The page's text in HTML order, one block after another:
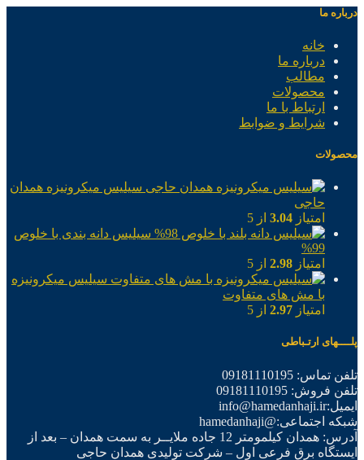
درباره ما
خانه
درباره ما
مطالب
محصولات
ارتباط با ما
شرایط و ضوابط
محصولات
سیلیس میکرونیزه همدان
حاجی
امتیاز 3.04 از 5
سیلیس دانه بندی با خلوص
99%
امتیاز 2.98 از 5
سیلیس میکرونیزه
با مش های متفاوت
امتیاز 2.97 از 5
پلــــهای ارتـباطی
تلفن تماس: 09181110195
تلفن فروش: 09181110195
ایمیل:info@hamedanhaji.ir
شبکه اجتماعی:@hamedanhaji
آدرس: همدان کیلمومتر 12 جاده ملایــر به سمت همدان – بعد از
ایستگاه برق فرعی اول – شرکت تولیدی همدان حاجی